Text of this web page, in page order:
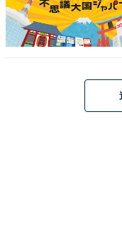
また、ジュワ～っと
の塩気が絶妙に絡み